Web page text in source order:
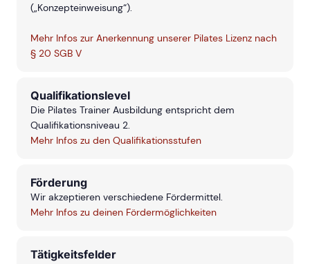
(„Konzepteinweisung“).
Mehr Infos zur Anerkennung unserer Pilates Lizenz nach
§ 20 SGB V
Qualifikationslevel
Die Pilates Trainer Ausbildung entspricht dem
Qualifikationsniveau 2.
Mehr Infos zu den Qualifikationsstufen
Förderung
Wir akzeptieren verschiedene Fördermittel.
Mehr Infos zu deinen Fördermöglichkeiten
Tätigkeitsfelder